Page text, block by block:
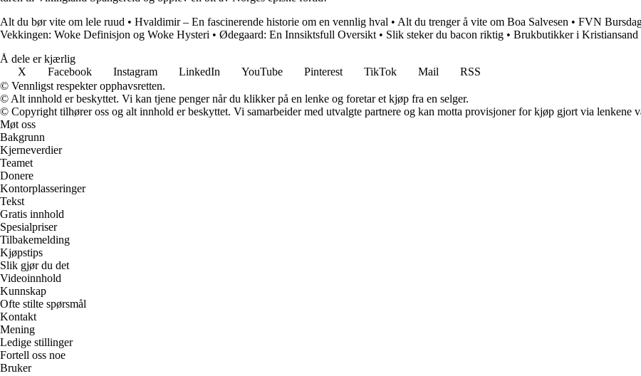
Alt du bør vite om lele ruud • Hvaldimir – En fascinerende historie om en vennlig hval • Alt du trenger å vite om Boa Salvesen • FVN
Vekkingen: Woke Definisjon og Woke Hysteri • Ødegaard: En Innsiktsfull Oversikt • Slik steker du bacon riktig • Brukbutikker i Kristiansand
Å dele er kjærlig
X
Facebook Instagram LinkedIn YouTube Pinterest TikTok Mail
RSS
© Vennligst respekter opphavsretten.
© Alt innhold er beskyttet. Vi kan tjene penger når du klikker på en lenke og foretar et kjøp fra en selger.
© Copyright tilhører oss og alt innhold er beskyttet. Vi samarbeider med utvalgte partnere og kan motta provisjoner for kjøp gjort via lenkene
Møt oss
Bakgrunn
Kjerneverdier
Teamet
Donere
Kontorplasseringer
Tekst
Gratis innhold
Spesialpriser
Tilbakemelding
Kjøpstips
Slik gjør du det
Videoinnhold
Kunnskap
Ofte stilte spørsmål
Kontakt
Mening
Ledige stillinger
Fortell oss noe
Bruker